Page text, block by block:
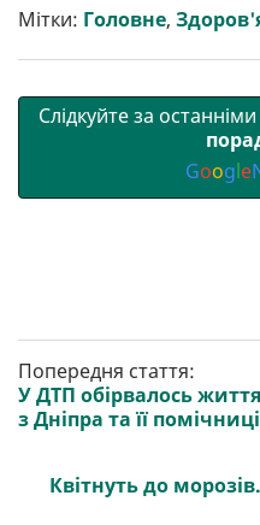
Мітки: Головне,
Слідкуйте за
Google
Попередня стаття:
У ДТП обірвалось
з Дніпра та її помічниці
Квітнуть до